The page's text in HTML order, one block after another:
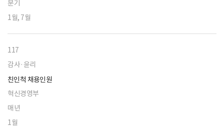
분기
1월, 7월
117
감사·윤리
친인척 채용인원
혁신경영부
매년
1월